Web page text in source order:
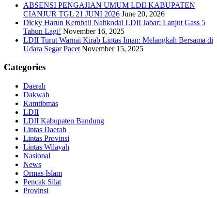
ABSENSI PENGAJIAN UMUM LDII KABUPATEN
CIANJUR TGL 21 JUNI 2026 June 20, 2026
Dicky Harun Kembali Nahkodai LDII Jabar: Lanjut Gass 5
Tahun Lagi! November 16, 2025
LDII Turut Warnai Kirab Lintas Iman: Melangkah Bersama di
Udara Segar Pacet November 15, 2025
Categories
Daerah
Dakwah
Kamtibmas
LDII
LDII Kabupaten Bandung
Lintas Daerah
Lintas Provinsi
Lintas Wilayah
Nasional
News
Ormas Islam
Pencak Silat
Provinsi